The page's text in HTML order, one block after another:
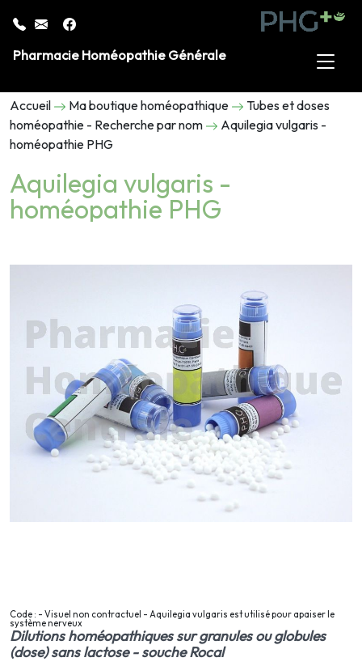
Pharmacie Homéopathie Générale
Accueil Ma boutique homéopathique
Tubes et doses
homéopathie - Recherche par nom
Aquilegia vulgaris -
homéopathie PHG
Aquilegia vulgaris -
homéopathie PHG
Code : - Visuel non contractuel - Aquilegia vulgaris est utilisé pour apaiser le
système nerveux
Dilutions homéopathiques sur granules ou globules
(dose) sans lactose - souche Rocal